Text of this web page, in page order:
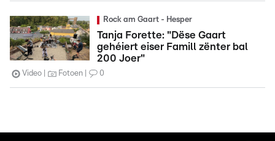
Rock am Gaart - Hesper
Tanja Forette: "Dëse Gaart
gehéiert eiser Famill zënter bal
200 Joer"
Video Fotoen 0